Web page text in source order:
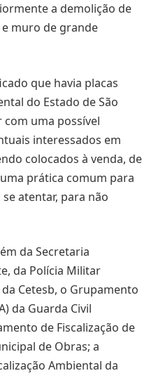
a demolição de
muro de grande
que havia placas
do Estado de São
com uma possível
interessados em
colocados à venda, de
prática comum para
atentar, para não
da Secretaria
da Polícia Militar
Cetesb, o Grupamento
da Guarda Civil
de Fiscalização de
de Obras; a
Ambiental da